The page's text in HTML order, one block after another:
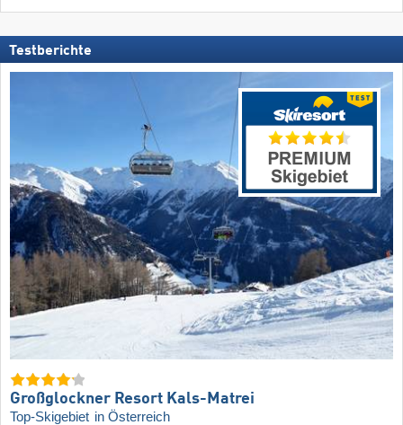
Testberichte
Großglockner Resort Kals-Matrei
Top-Skigebiet in Österreich